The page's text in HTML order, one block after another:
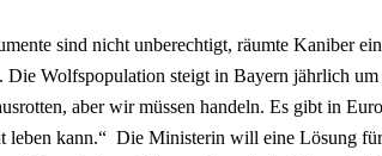
sind nicht unberechtigt, räumte Kaniber
Die Wolfspopulation steigt in Bayern jährlich
aber wir müssen handeln. Es gibt in
leben kann.“ Die Ministerin will eine Lösung